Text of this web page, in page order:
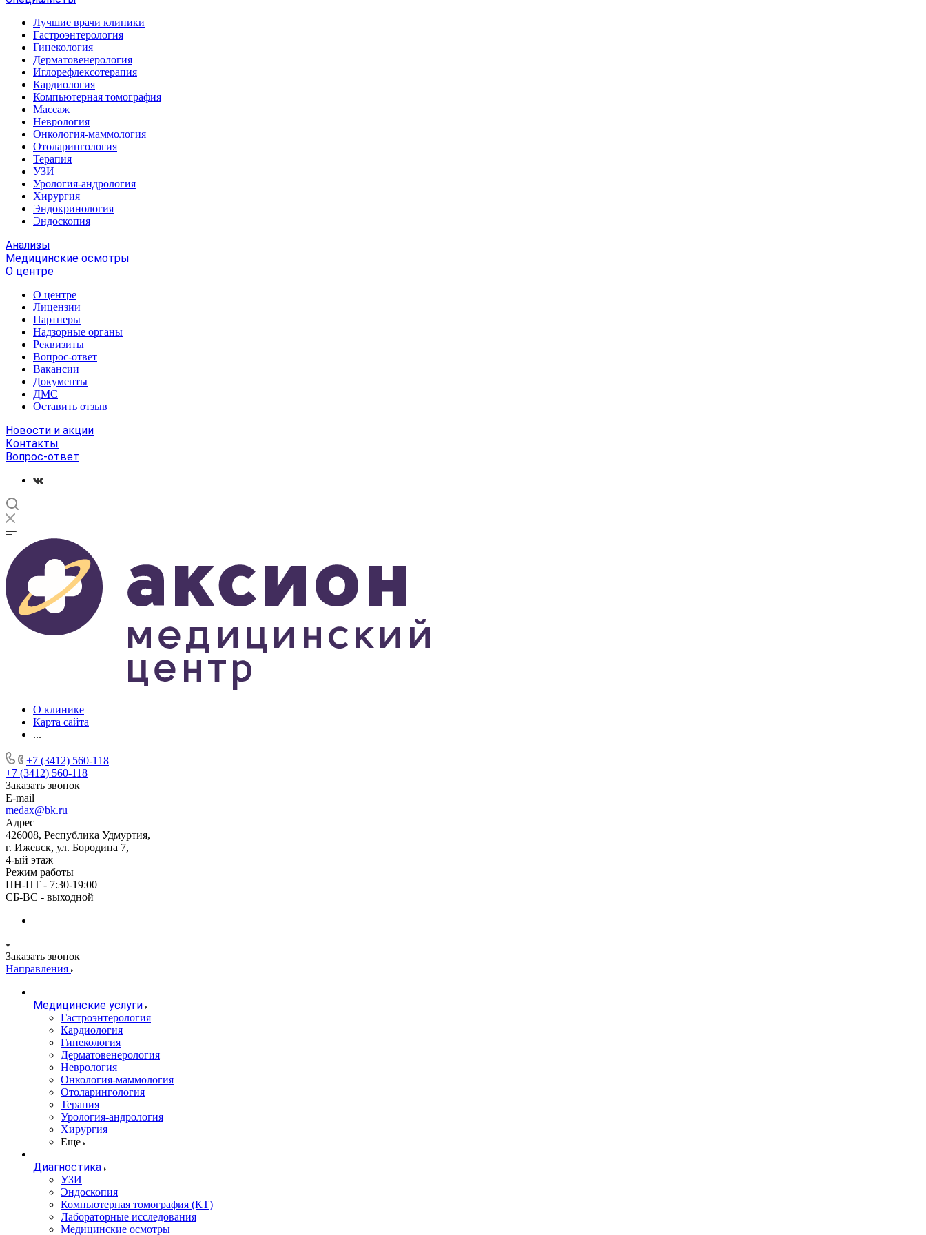
Лучшие врачи клиники
Гастроэнтерология
Гинекология
Дерматовенерология
Иглорефлексотерапия
Кардиология
Компьютерная томография
Массаж
Неврология
Онкология-маммология
Отоларингология
Терапия
УЗИ
Урология-андрология
Хирургия
Эндокринология
Эндоскопия
Анализы
Медицинские осмотры
О центре
О центре
Лицензии
Партнеры
Надзорные органы
Реквизиты
Вопрос-ответ
Вакансии
Документы
ДМС
Оставить отзыв
Новости и акции
Контакты
Вопрос-ответ
О клинике
Карта сайта
...
+7 (3412) 560-118
+7 (3412) 560-118
Заказать звонок
E-mail
medax@bk.ru
Адрес
426008, Республика Удмуртия,
г. Ижевск, ул. Бородина 7,
4-ый этаж
Режим работы
ПН-ПТ - 7:30-19:00
СБ-ВС - выходной
Заказать звонок
Направления
Медицинские услуги
Гастроэнтерология
Кардиология
Гинекология
Дерматовенерология
Неврология
Онкология-маммология
Отоларингология
Терапия
Урология-андрология
Хирургия
Еще
Диагностика
УЗИ
Эндоскопия
Компьютерная томография (КТ)
Лабораторные исследования
Медицинские осмотры